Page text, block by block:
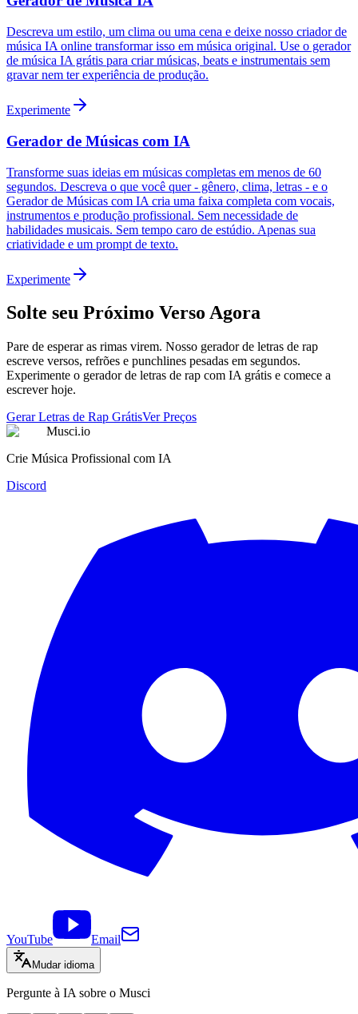
Descreva um estilo, um clima ou uma cena e deixe nosso criador de
música IA online transformar isso em música original. Use o gerador
de música IA grátis para criar músicas, beats e instrumentais sem
gravar nem ter experiência de produção.
Experimente
Gerador de Músicas com IA
Transforme suas ideias em músicas completas em menos de 60
segundos. Descreva o que você quer - gênero, clima, letras - e o
Gerador de Músicas com IA cria uma faixa completa com vocais,
instrumentos e produção profissional. Sem necessidade de
habilidades musicais. Sem tempo caro de estúdio. Apenas sua
criatividade e um prompt de texto.
Experimente
Solte seu Próximo Verso Agora
Pare de esperar as rimas virem. Nosso gerador de letras de rap
escreve versos, refrões e punchlines pesadas em segundos.
Experimente o gerador de letras de rap com IA grátis e comece a
escrever hoje.
Gerar Letras de Rap GrátisVer Preços
Musci.io
Crie Música Profissional com IA
Discord
YouTube Email
Mudar idioma
Pergunte à IA sobre o Musci